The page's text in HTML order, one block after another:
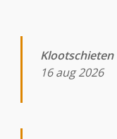
Klootschieten
16 aug 2026